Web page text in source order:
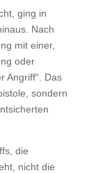
ging in
Nach
mit einer,
oder
Angriff“. Das
sondern
die
nicht die